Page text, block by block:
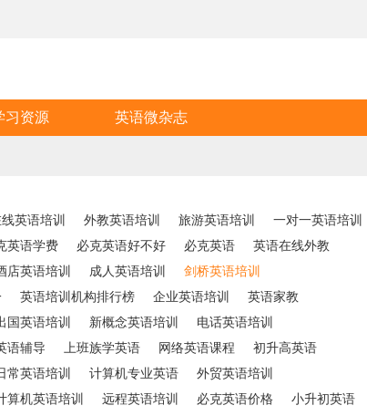
习资源 英语微杂志
英语培训 外教英语培训 旅游英语培训
一对一英语培训
英语学费 必克英语好不好 必克英语
英语在线外教
店英语培训 成人英语培训
剑桥英语培训
英语培训机构排行榜 企业英语培训
英语家教
国英语培训 新概念英语培训
电话英语培训
语辅导 上班族学英语 网络英语课程
初升高英语
常英语培训 计算机专业英语
外贸英语培训
算机英语培训 远程英语培训 必克英语价格
小升初英语